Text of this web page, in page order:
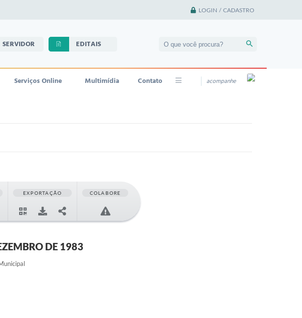
LOGIN / CADASTRO
SERVIDOR EDITAIS
Serviços Online Multimídia Contato acompanhe
EXPORTAÇÃO COLABORE
DE 1983